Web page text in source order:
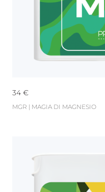
34 €
MGR | MAGIA DI MAGNESIO